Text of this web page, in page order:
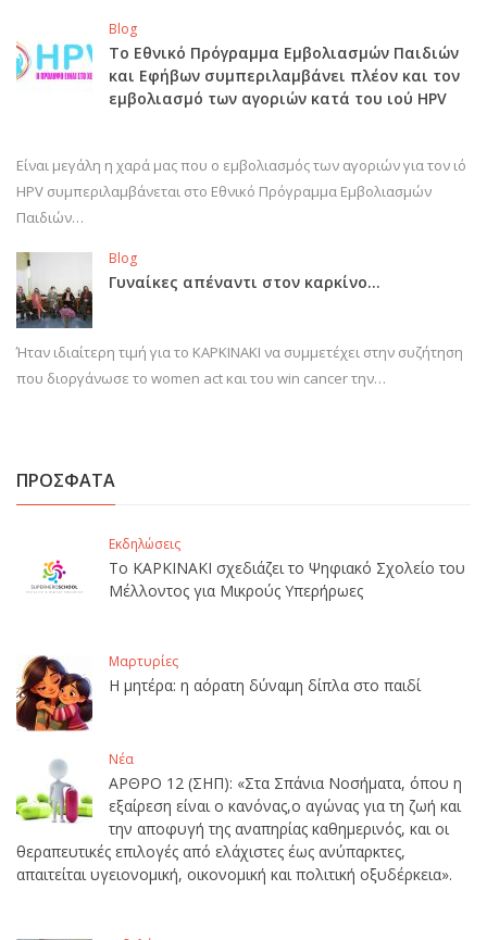
Blog
Το Εθνικό Πρόγραμμα Εμβολιασμών Παιδιών
και Εφήβων συμπεριλαμβάνει πλέον και τον
εμβολιασμό των αγοριών κατά του ιού HPV
Είναι μεγάλη η χαρά μας που ο εμβολιασμός των αγοριών για τον ιό
HPV συμπεριλαμβάνεται στο Εθνικό Πρόγραμμα Εμβολιασμών
Παιδιών…
Blog
Γυναίκες απέναντι στον καρκίνο…
Ήταν ιδιαίτερη τιμή για το ΚΑΡΚΙΝΑΚΙ να συμμετέχει στην συζήτηση
που διοργάνωσε το women act και του win cancer την…
ΠΡΟΣΦΑΤΑ
Εκδηλώσεις
Το ΚΑΡΚΙΝΑΚΙ σχεδιάζει το Ψηφιακό Σχολείο του
Μέλλοντος για Μικρούς Υπερήρωες
Μαρτυρίες
Η μητέρα: η αόρατη δύναμη δίπλα στο παιδί
Νέα
ΑΡΘΡΟ 12 (ΣΗΠ): «Στα Σπάνια Νοσήματα, όπου η
εξαίρεση είναι ο κανόνας,ο αγώνας για τη ζωή και
την αποφυγή της αναπηρίας καθημερινός, και οι
θεραπευτικές επιλογές από ελάχιστες έως ανύπαρκτες,
απαιτείται υγειονομική, οικονομική και πολιτική οξυδέρκεια».